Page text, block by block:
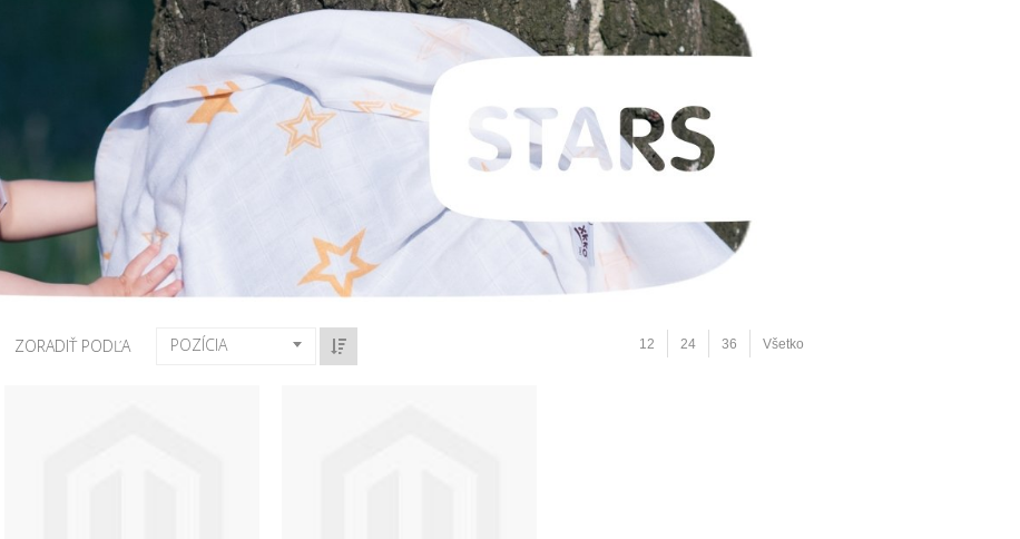
ZORADIŤ PODĽA POZÍCIA 12 24 36 Všetko